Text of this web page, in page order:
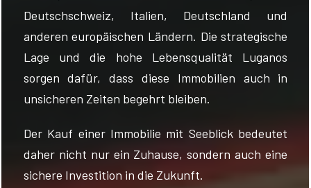
Deutschschweiz, Italien, Deutschland und
anderen europäischen Ländern. Die strategische
Lage und die hohe Lebensqualität Luganos
sorgen dafür, dass diese Immobilien auch in
unsicheren Zeiten begehrt bleiben.
Der Kauf einer Immobilie mit Seeblick bedeutet
daher nicht nur ein Zuhause, sondern auch eine
sichere Investition in die Zukunft.